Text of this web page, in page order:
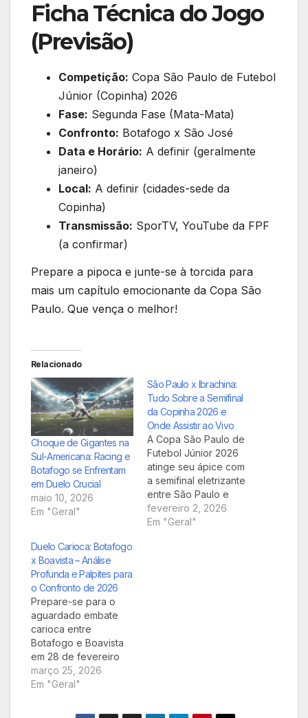
Ficha Técnica do Jogo
(Previsão)
Competição: Copa São Paulo de Futebol
Júnior (Copinha) 2026
Fase: Segunda Fase (Mata-Mata)
Confronto: Botafogo x São José
Data e Horário: A definir (geralmente
janeiro)
Local: A definir (cidades-sede da
Copinha)
Transmissão: SporTV, YouTube da FPF
(a confirmar)
Prepare a pipoca e junte-se à torcida para
mais um capítulo emocionante da Copa São
Paulo. Que vença o melhor!
Relacionado
Choque de Gigantes na
Sul-Americana: Racing e
Botafogo se Enfrentam
em Duelo Crucial
maio 10, 2026
Em "Geral"
São Paulo x Ibrachina:
Tudo Sobre a Semifinal
da Copinha 2026 e
Onde Assistir ao Vivo
A Copa São Paulo de
Futebol Júnior 2026
atinge seu ápice com
a semifinal eletrizante
entre São Paulo e
Ibrachina. Prepare-se
para um duelo
fevereiro 2, 2026
Em "Geral"
Duelo Carioca: Botafogo
x Boavista – Análise
Profunda e Palpites para
o Confronto de 2026
Prepare-se para o
aguardado embate
carioca entre
Botafogo e Boavista
em 28 de fevereiro
de 2026. Este artigo
traz uma análise
equipes, prognósticos
março 25, 2026
Em "Geral"